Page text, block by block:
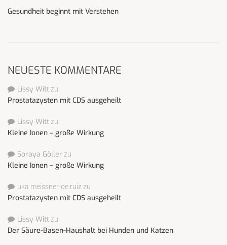
Gesundheit beginnt mit Verstehen
NEUESTE KOMMENTARE
Lissy Wittzu
Prostatazysten mit CDS ausgeheilt
Lissy Wittzu
Kleine Ionen – große Wirkung
Soraya Göllerzu
Kleine Ionen – große Wirkung
uka meissner-de ruizzu
Prostatazysten mit CDS ausgeheilt
Lissy Wittzu
Der Säure-Basen-Haushalt bei Hunden und Katzen